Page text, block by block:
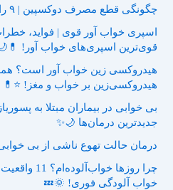
چگونگی قطع مصرف دوکسپین | ۹ راز طلایی، بایدها و نبایدها💊🧠
اسپری خواب آور قوی | فواید،
قوی‌ترین اسپری‌های خواب آور!
هیدروکسی زین خواب آور است؟ همه
هیدروکسی‌زین بر خواب و مغز! ⭐💊
جدیدترین درمان‌ها 🌙✨
درمان حالت تهوع ناشی از بی خوابی | ۹ راهکار
چرا روزها
خواب آلودگی فوری! 🌞💤